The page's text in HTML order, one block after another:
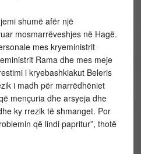
shumë afër një
mosmarrëveshjes në Hagë.
mes kryeministrit
Rama dhe mes meje
i kryebashkiakut Beleris
i madh për marrëdhëniet
mençuria dhe arsyeja dhe
ky rrezik të shmanget. Por
që lindi papritur”, thotë